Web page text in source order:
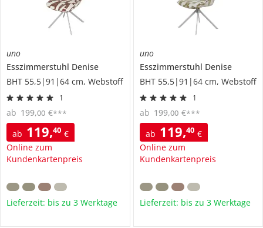
uno
Esszimmerstuhl Denise
BHT 55,5|91|64 cm, Webstoff
1
ab 119,40 €
Online zum
Kundenkartenpreis
ab 199,00 €***
Lieferzeit: bis zu 3 Werktage
uno
Esszimmerstuhl Denise
BHT 55,5|91|64 cm, Webstoff
1
ab 119,40 €
Online zum
Kundenkartenpreis
ab 199,00 €***
Lieferzeit: bis zu 3 Werktage